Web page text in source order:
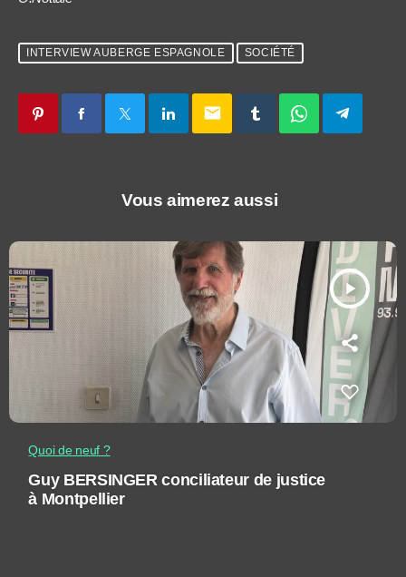
INTERVIEW AUBERGE ESPAGNOLE SOCIÉTÉ
email
Vous aimerez aussi
play_arrow
Quoi de neuf ?
Guy BERSINGER conciliateur de justice
à Montpellier